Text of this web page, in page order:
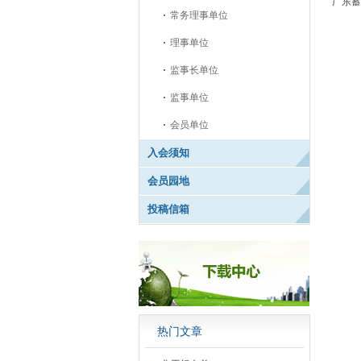
常务理事单位
理事单位
监事长单位
监事单位
会员单位
入会须知
会员园地
投稿信箱
热门文章